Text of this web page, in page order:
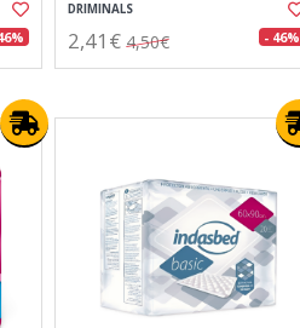
DRIMINALS
2,41€ 4,50€ - 46%